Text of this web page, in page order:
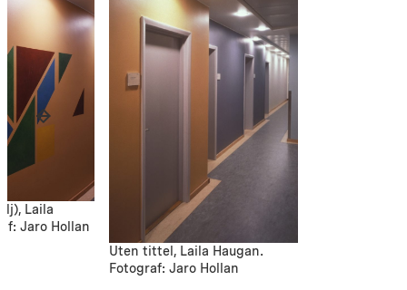
Laila
Jaro Hollan
Uten tittel, Laila Haugan.
Fotograf: Jaro Hollan